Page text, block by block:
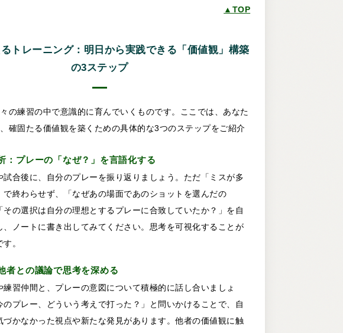
▲TOP
トレーニング：明日から実践できる「価値観」構築
の3ステップ
の練習の中で意識的に育んでいくものです。ここでは、あなた
確固たる価値観を築くための具体的な3つのステップをご紹介
：プレーの「なぜ？」を言語化する
試合後に、自分のプレーを振り返りましょう。ただ「ミスが多
で終わらせず、「なぜあの場面であのショットを選んだの
その選択は自分の理想とするプレーに合致していたか？」を自
、ノートに書き出してみてください。思考を可視化することが
。
者との議論で思考を深める
練習仲間と、プレーの意図について積極的に話し合いましょ
のプレー、どういう考えで打った？」と問いかけることで、自
づかなかった視点や新たな発見があります。他者の価値観に触